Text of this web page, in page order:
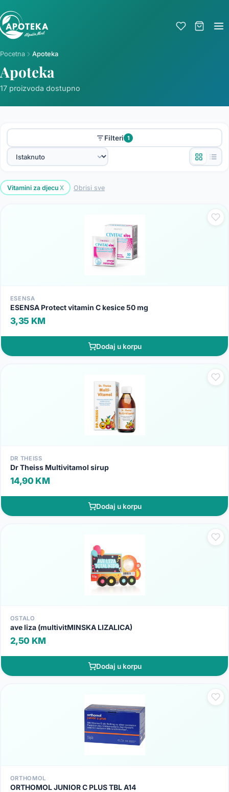
Pocetna Apoteka
Apoteka
17 proizvoda dostupno
Filteri 1
Vitamini za djecu x Obrisi sve
ESENSA
ESENSA Protect vitamin C kesice 50 mg
3,35 KM
Dodaj u korpu
DR THEISS
Dr Theiss Multivitamol sirup
14,90 KM
Dodaj u korpu
OSTALO
ave liza (multivitMINSKA LIZALICA)
2,50 KM
Dodaj u korpu
ORTHOMOL
ORTHOMOL JUNIOR C PLUS TBL A14